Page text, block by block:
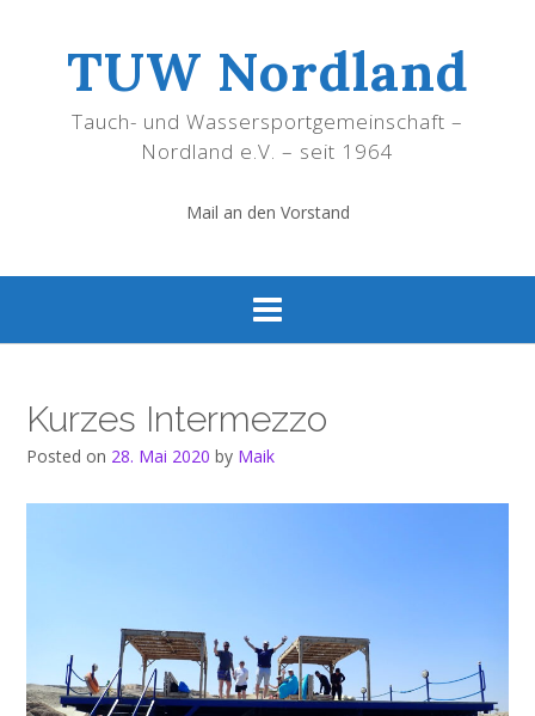
TUW Nordland
Tauch- und Wassersportgemeinschaft –
Nordland e.V. – seit 1964
Mail an den Vorstand
Kurzes Intermezzo
Posted on 28. Mai 2020 by Maik